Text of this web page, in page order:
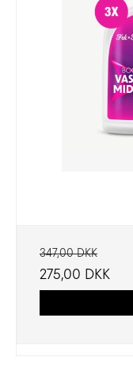
347,00 DKK
275,00 DKK